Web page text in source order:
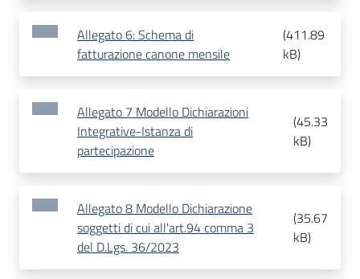
Allegato 6: Schema di
fatturazione canone mensile
(411.89
kB)
Allegato 7 Modello Dichiarazioni
Integrative-Istanza di
partecipazione
(45.33
kB)
Allegato 8 Modello Dichiarazione
soggetti di cui all'art.94 comma 3
del D.Lgs. 36/2023
(35.67
kB)